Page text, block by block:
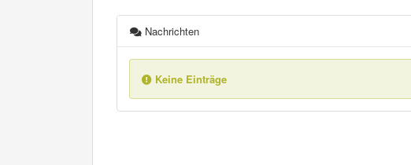
Nachrichten
Keine Einträge